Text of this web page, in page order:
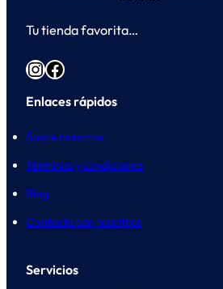
Tu tienda favorita…
InstagramFacebook
Enlaces rápidos
Sobre nosotros
Términos y condiciones
Blog
Contacta con nosotros
Servicios